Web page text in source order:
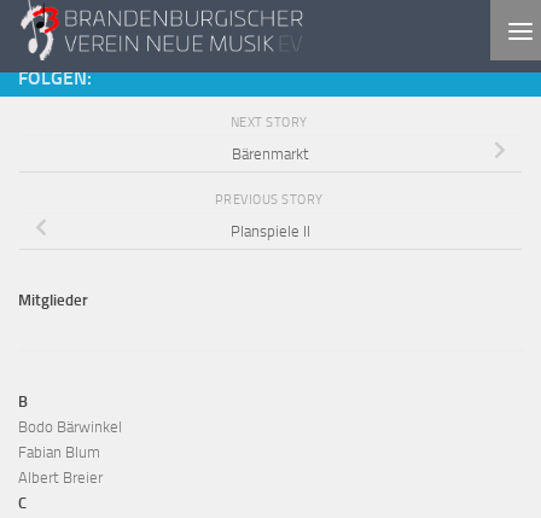
Skip to content
FOLGEN:
NEXT STORY
Bärenmarkt
PREVIOUS STORY
Planspiele II
Mitglieder
B
Bodo Bärwinkel
Fabian Blum
Albert Breier
C